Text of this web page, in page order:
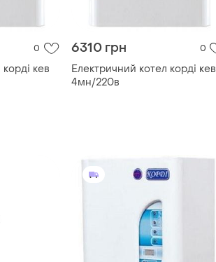
0
кев
6310 грн 0
Електричний котел корді кев
4мн/220в